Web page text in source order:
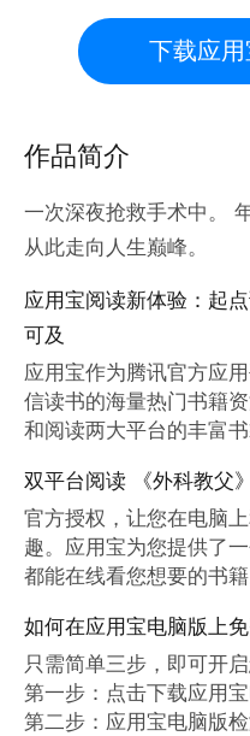
下载应
作品简介
一次深夜抢救手术中。
从此走向人生巅峰。
应用宝阅读新体验：起
可及
应用宝作为腾讯官方应
信读书的海量热门书籍
和阅读两大平台的丰富
双平台阅读 《外科教父
官方授权，让您在电脑
趣。应用宝为您提供了
都能在线看您想要的书籍
如何在应用宝电脑版上
只需简单三步，即可开
第一步：点击下载应用
第二步：应用宝电脑版